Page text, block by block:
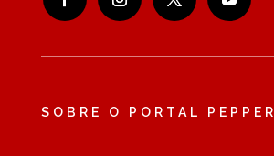
SOBRE O PORTAL PEPPER